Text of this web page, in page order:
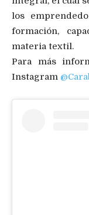
los
formación,
materia textil.
Para más
Instagram